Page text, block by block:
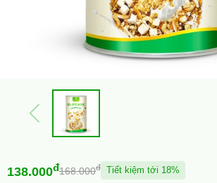
138.000đ168.000đ Tiết kiệm tới 18%